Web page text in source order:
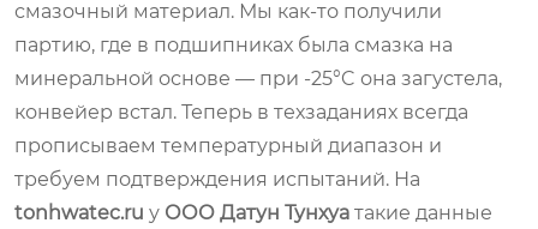
смазочный материал. Мы как-то получили
партию, где в подшипниках была смазка на
минеральной основе — при -25°C она загустела,
конвейер встал. Теперь в техзаданиях всегда
прописываем температурный диапазон и
требуем подтверждения испытаний. На
tonhwatec.ru у ООО Датун Тунхуа такие данные